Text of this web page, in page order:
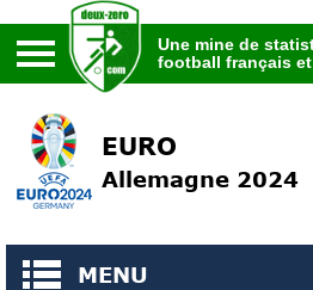
football français et
Une mine de
football français
EURO
Allemagne 2024
MENU